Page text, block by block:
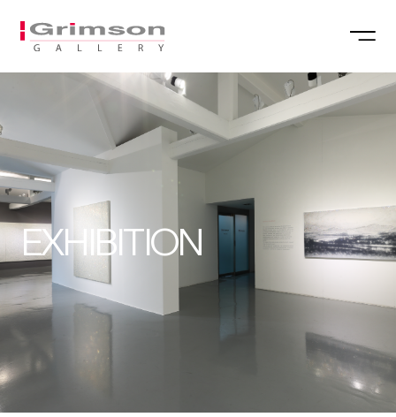
EXHIBITION